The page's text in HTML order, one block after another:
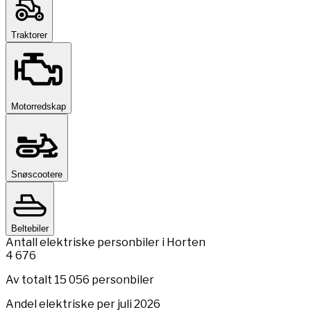
Traktorer
Motorredskap
Snøscootere
Beltebiler
Antall elektriske personbiler i Horten
4 676
Av totalt 15 056 personbiler
Andel elektriske per juli 2026